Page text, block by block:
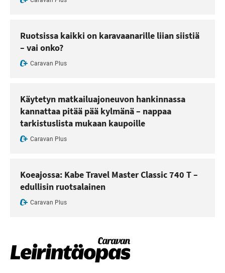
Ruotsissa kaikki on karavaanarille liian siistiä
– vai onko?
Caravan Plus
Käytetyn matkailuajoneuvon hankinnassa
kannattaa pitää pää kylmänä – nappaa
tarkistuslista mukaan kaupoille
Caravan Plus
Koeajossa: Kabe Travel Master Classic 740 T –
edullisin ruotsalainen
Caravan Plus